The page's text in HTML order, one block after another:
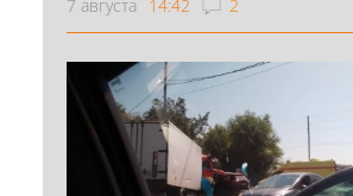
7 августа 14:42 2